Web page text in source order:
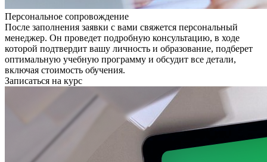
Персональное сопровождение
После заполнения заявки с вами свяжется персональный
менеджер. Он проведет подробную консультацию, в ходе
которой подтвердит вашу личность и образование, подберет
оптимальную учебную программу и обсудит все детали,
включая стоимость обучения.
Записаться на курс